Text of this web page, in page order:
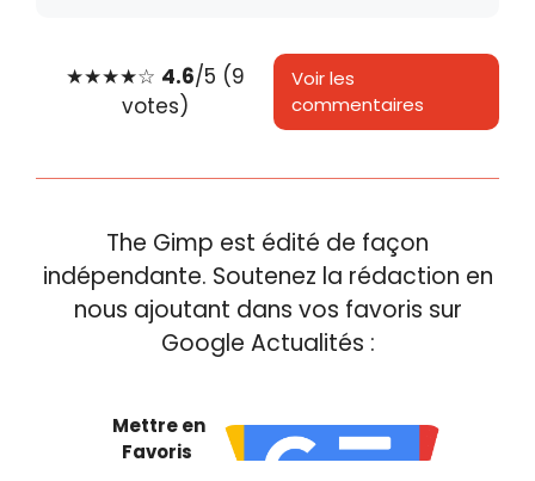
★★★★☆ 4.6/5 (9
votes)
Voir les
commentaires
The Gimp est édité de façon
indépendante. Soutenez la rédaction en
nous ajoutant dans vos favoris sur
Google Actualités :
Mettre en
Favoris